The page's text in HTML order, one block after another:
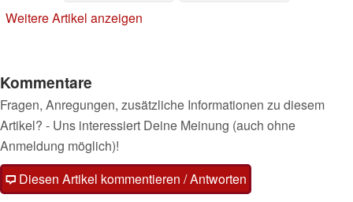
02.08.2022
Weitere Artikel anzeigen
Kommentare
Fragen, Anregungen, zusätzliche Informationen zu diesem
Artikel? - Uns interessiert Deine Meinung (auch ohne
Anmeldung möglich)!
Diesen Artikel kommentieren / Antworten